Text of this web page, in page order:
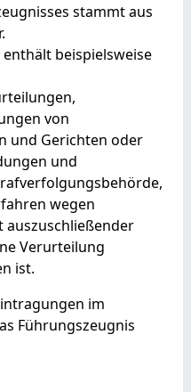
stammt aus
beispielsweise
von
und Gerichten oder
und
wegen
Verurteilung
ist.
im
Führungszeugnis